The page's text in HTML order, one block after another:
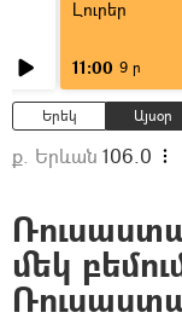
Լուրեր
11:00 9 ր
Երեկ Այսօր
ք. Երևան 106.0
մեկ